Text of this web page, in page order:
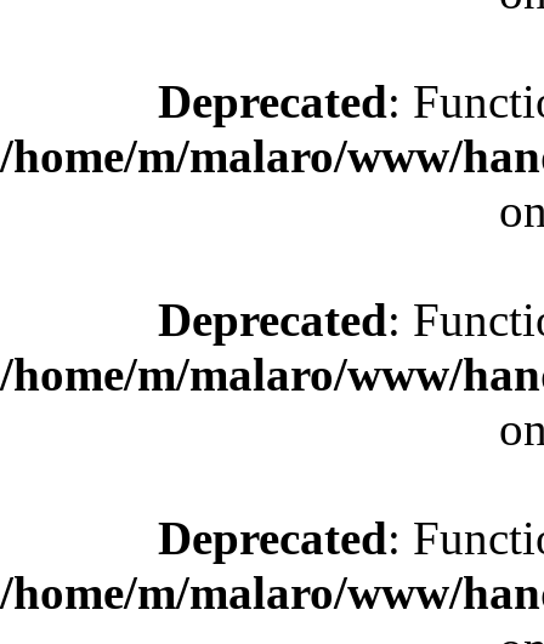
Deprecated:
/home/m/malaro/www/
Deprecated:
/home/m/malaro/www/
Deprecated:
/home/m/malaro/www/